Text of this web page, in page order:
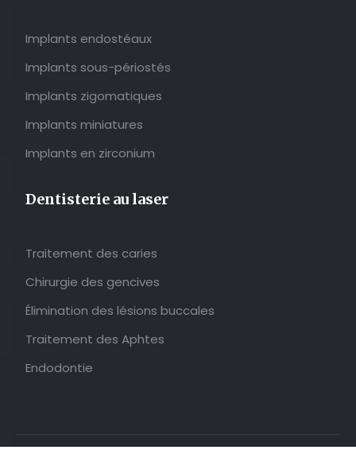
Implants endostéaux
Implants sous-périostés
Implants zigomatiques
Implants miniatures
Implants en zirconium
Dentisterie au laser
Traitement des caries
Chirurgie des gencives
Élimination des lésions buccales
Traitement des Aphtes
Endodontie